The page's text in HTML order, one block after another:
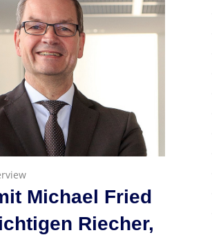
Michael Fried
Riecher,